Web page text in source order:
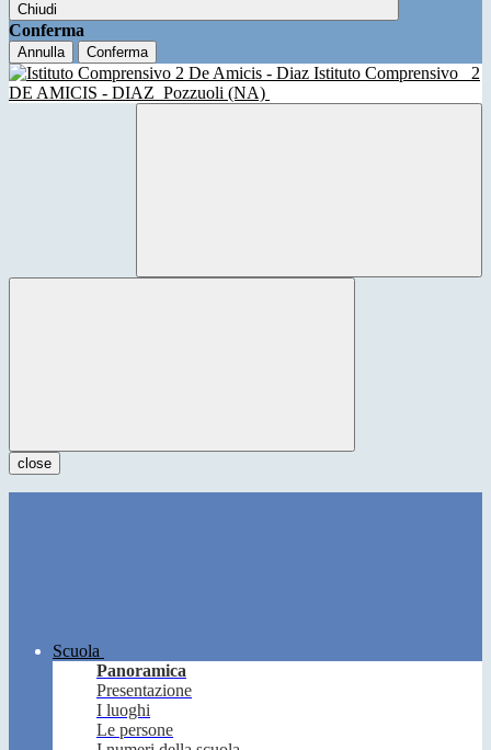
Chiudi
Conferma
Annulla Conferma
Istituto Comprensivo
2
DE AMICIS - DIAZ Pozzuoli (NA)
close
Scuola
Panoramica
Presentazione
I luoghi
Le persone